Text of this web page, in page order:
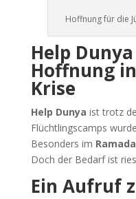
Hoffnung für die
Help
Hoffnung
Krise
Help Dunya ist trotz
Flüchtlingscamps
Besonders im
Doch der Bedarf ist
Ein Aufruf